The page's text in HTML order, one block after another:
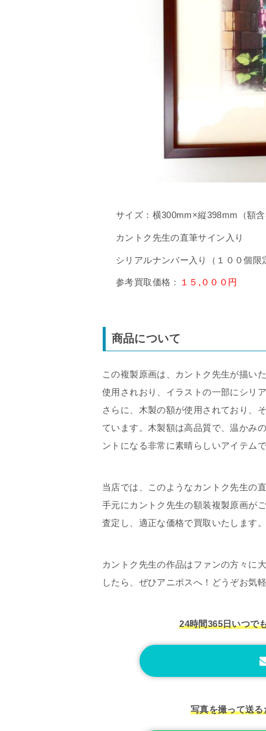
サイズ：横300mm×縦398mm（額
カントク先生の直筆サイン入り
シリアルナンバー入り（１００個限
参考買取価格： １５,０００円
商品について
この複製原画は、カントク先生が描い
使用されおり、イラストの一部にシリ
さらに、木製の額が使用されており、
ています。木製額は高品質で、温かみ
ントになる非常に素晴らしいアイテム
当店では、このようなカントク先生の
手元にカントク先生の額装複製原画が
査定し、適正な価格で買取いたします。
カントク先生の作品はファンの方々に
したら、ぜひアニポスへ！どうぞお気
24時間365日いつで
写真を撮って送る